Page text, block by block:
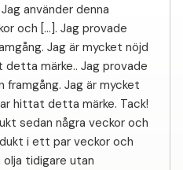
använder denna
och [...]. Jag provade
Jag är mycket nöjd
märke.. Jag provade
framgång. Jag är mycket
hittat detta märke. Tack!
sedan några veckor och
i ett par veckor och
olja tidigare utan